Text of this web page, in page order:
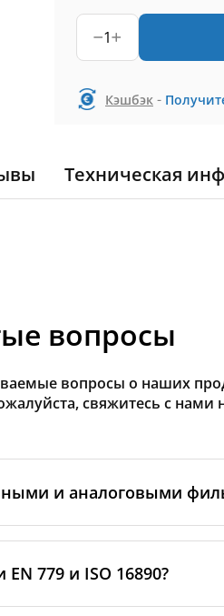
1
Кэшбэк -
Техническая
вопросы
вопросы о наших
свяжитесь с нами
и аналоговыми
партнёрами. Такие
требования к
779 и ISO 16890?